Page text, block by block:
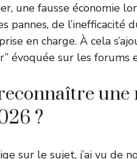
une fausse économie
pannes, de l’inefficacité
en charge. À cela
évoquée sur les forums
une
?
sur le sujet, j’ai vu de